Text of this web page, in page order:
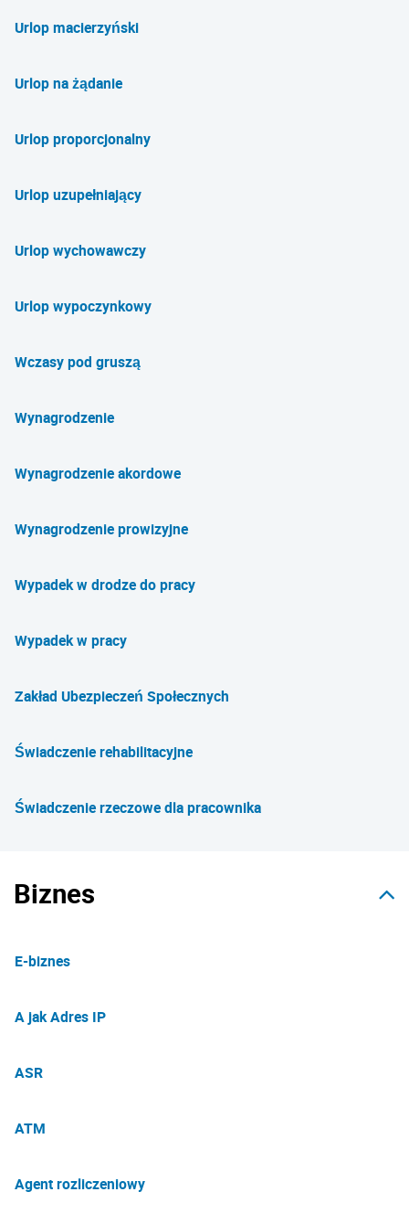
Urlop macierzyński
Urlop na żądanie
Urlop proporcjonalny
Urlop uzupełniający
Urlop wychowawczy
Urlop wypoczynkowy
Wczasy pod gruszą
Wynagrodzenie
Wynagrodzenie akordowe
Wynagrodzenie prowizyjne
Wypadek w drodze do pracy
Wypadek w pracy
Zakład Ubezpieczeń Społecznych
Świadczenie rehabilitacyjne
Świadczenie rzeczowe dla pracownika
Biznes
E-biznes
A jak Adres IP
ASR
ATM
Agent rozliczeniowy